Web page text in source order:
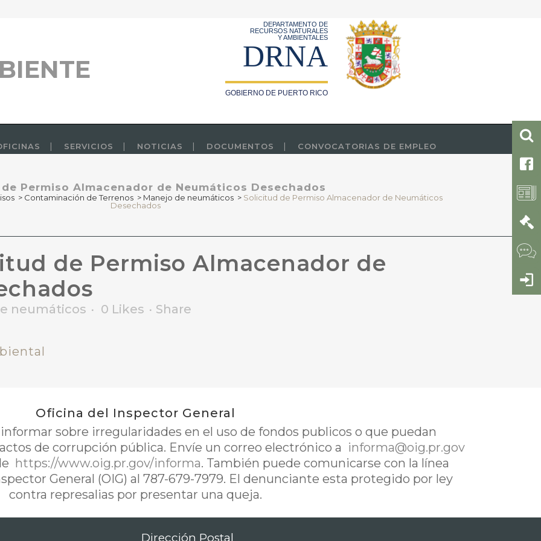
DEPARTAMENTO DE
RECURSOS NATURALES
Y AMBIENTALES
DRNA
GOBIERNO DE PUERTO RICO
SERVICIOS NOTICIAS DOCUMENTOS CONVOCATORIAS DE EMPLEO
Permiso Almacenador de Neumáticos Desechados
> Contaminación de Terrenos > Manejo de neumáticos > Solicitud de Permiso Almacenador de Neumáticos
Desechados
de Permiso Almacenador de
neumáticos 0 Likes Share
Oficina del Inspector General
sobre irregularidades en el uso de fondos publicos o que puedan
de corrupción pública. Envíe un correo electrónico a informa@oig.pr.gov
https://www.oig.pr.gov/informa. También puede comunicarse con la línea
General (OIG) al 787-679-7979. El denunciante esta protegido por ley
contra represalias por presentar una queja.
Dirección Postal